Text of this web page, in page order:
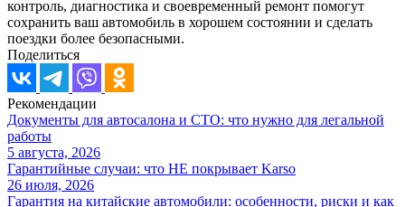
контроль, диагностика и своевременный ремонт помогут
сохранить ваш автомобиль в хорошем состоянии и сделать
поездки более безопасными.
Поделиться
Рекомендации
Документы для автосалона и СТО: что нужно для легальной
работы
5 августа, 2026
Гарантийные случаи: что НЕ покрывает Karso
26 июля, 2026
Гарантия на китайские автомобили: особенности, риски и как